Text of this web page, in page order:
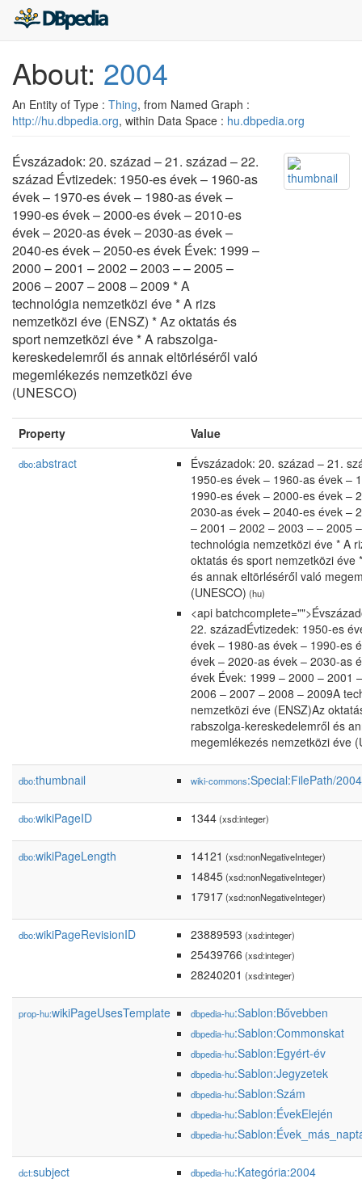
About: 2004
An Entity of Type : Thing, from Named Graph :
http://hu.dbpedia.org, within Data Space : hu.dbpedia.org
Évszázadok: 20. század – 21. század – 22.
század Évtizedek: 1950-es évek – 1960-as
évek – 1970-es évek – 1980-as évek –
1990-es évek – 2000-es évek – 2010-es
évek – 2020-as évek – 2030-as évek –
2040-es évek – 2050-es évek Évek: 1999 –
2000 – 2001 – 2002 – 2003 – – 2005 –
2006 – 2007 – 2008 – 2009 * A
technológia nemzetközi éve * A rizs
nemzetközi éve (ENSZ) * Az oktatás és
sport nemzetközi éve * A rabszolga-
kereskedelemről és annak eltörléséről való
megemlékezés nemzetközi éve
(UNESCO)
Property Value
dbo:abstract
Évszázadok: 20. század – 21.
1950-es évek – 1960-as évek –
1990-es évek – 2000-es évek –
2030-as évek – 2040-es évek –
– 2001 – 2002 – 2003 – – 2005
technológia nemzetközi éve * A
oktatás és sport nemzetközi éve
és annak eltörléséről való
(UNESCO) (hu)
<api
22. századÉvtizedek: 1950-es
évek – 1980-as évek – 1990-es
évek – 2020-as évek – 2030-as
évek Évek: 1999 – 2000 – 2001
2006 – 2007 – 2008 – 2009A
nemzetközi éve (ENSZ)Az
rabszolga-kereskedelemről és
megemlékezés nemzetközi éve
dbo:thumbnail wiki-commons:Special:FilePath/
dbo:wikiPageID 1344(xsd:integer)
dbo:wikiPageLength 14121 (xsd:nonNegativeInteger)
14845(xsd:nonNegativeInteger)
17917(xsd:nonNegativeInteger)
dbo:wikiPageRevisionID 23889593 (xsd:integer)
25439766 (xsd:integer)
28240201 (xsd:integer)
prop-hu:wikiPageUsesTemplate dbpedia-hu:Sablon:Bővebben
dbpedia-hu:Sablon:Commonskat
dbpedia-hu:Sablon:Egyért-év
dbpedia-hu:Sablon:Jegyzetek
dbpedia-hu:Sablon:Szám
dbpedia-hu:Sablon:ÉvekElején
dbpedia-hu
dct:subject dbpedia-hu:Kategória:2004